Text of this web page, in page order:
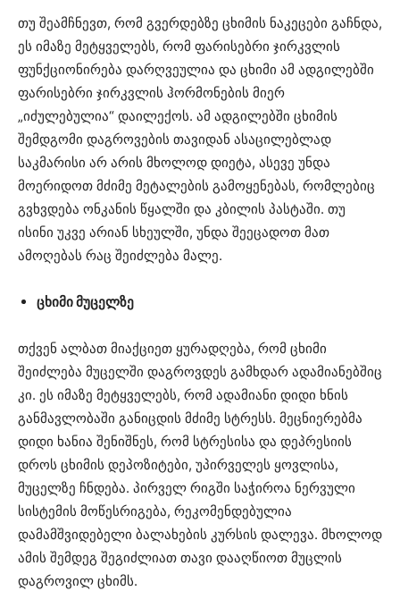
თუ შეამჩნევთ, რომ გვერდებზე ცხიმის ნაკეცები გაჩნდა,
ეს იმაზე მეტყველებს, რომ ფარისებრი ჯირკვლის
ფუნქციონირება დარღვეულია და ცხიმი ამ ადგილებში
ფარისებრი ჯირკვლის ჰორმონების მიერ
„იძულებულია“ დაილექოს. ამ ადგილებში ცხიმის
შემდგომი დაგროვების თავიდან ასაცილებლად
საკმარისი არ არის მხოლოდ დიეტა, ასევე უნდა
მოერიდოთ მძიმე მეტალების გამოყენებას, რომლებიც
გვხვდება ონკანის წყალში და კბილის პასტაში. თუ
ისინი უკვე არიან სხეულში, უნდა შეეცადოთ მათ
ამოღებას რაც შეიძლება მალე.
ცხიმი მუცელზე
თქვენ ალბათ მიაქციეთ ყურადღება, რომ ცხიმი
შეიძლება მუცელში დაგროვდეს გამხდარ ადამიანებშიც
კი. ეს იმაზე მეტყველებს, რომ ადამიანი დიდი ხნის
განმავლობაში განიცდის მძიმე სტრესს. მეცნიერებმა
დიდი ხანია შენიშნეს, რომ სტრესისა და დეპრესიის
დროს ცხიმის დეპოზიტები, უპირველეს ყოვლისა,
მუცელზე ჩნდება. პირველ რიგში საჭიროა ნერვული
სისტემის მოწესრიგება, რეკომენდებულია
დამამშვიდებელი ბალახების კურსის დალევა. მხოლოდ
ამის შემდეგ შეგიძლიათ თავი დააღწიოთ მუცლის
დაგროვილ ცხიმს.